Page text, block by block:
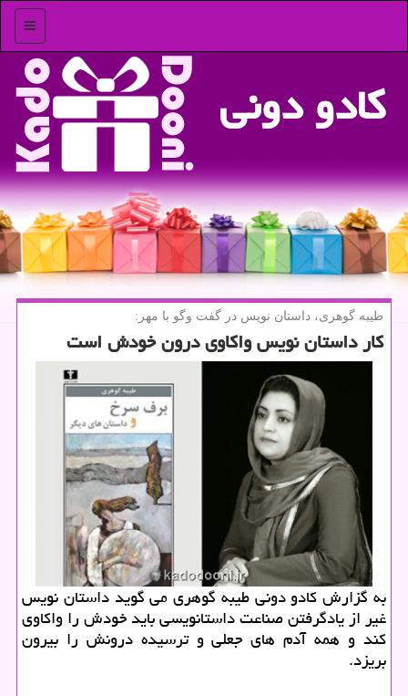
منو
كادو دونی
طیبه گوهری، داستان نویس در گفت وگو با مهر:
كار داستان نویس واكاوی درون خودش است
به گزارش كادو دونی طیبه گوهری می گوید داستان نویس
غیر از یادگرفتن صناعت داستانویسی باید خودش را واكاوی
كند و همه آدم های جعلی و ترسیده درونش را بیرون
بریزد.